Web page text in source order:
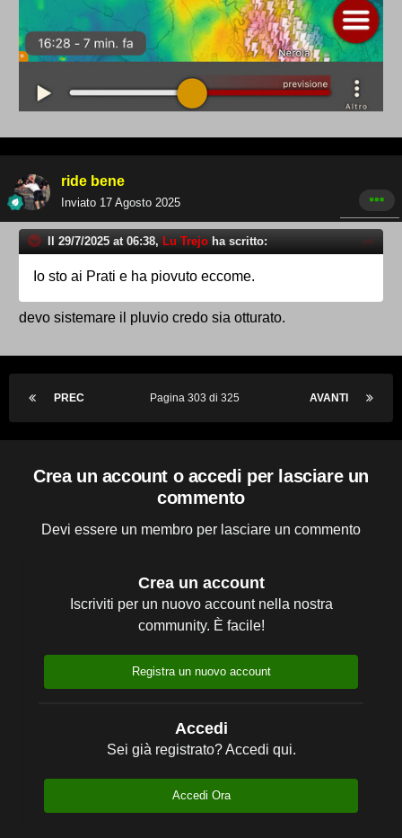
ride bene
Inviato 17 Agosto 2025
Il 29/7/2025 at 06:38, Lu Trejo ha scritto:
Io sto ai Prati e ha piovuto eccome.
devo sistemare il pluvio credo sia otturato.
PREC AVANTI
Pagina 303 di 325
Crea un account o accedi per lasciare un
commento
Devi essere un membro per lasciare un commento
Crea un account
Iscriviti per un nuovo account nella nostra
community. È facile!
Registra un nuovo account
Accedi
Sei già registrato? Accedi qui.
Accedi Ora